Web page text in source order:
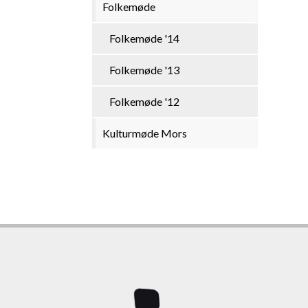
Folkemøde
Folkemøde '14
Folkemøde '13
Folkemøde '12
Kulturmøde Mors